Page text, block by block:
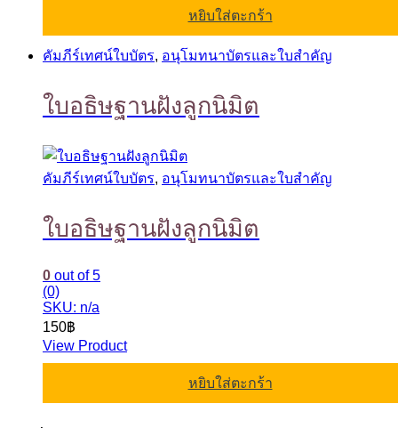
หยิบใส่ตะกร้า
คัมภีร์เทศน์ใบบัตร, อนุโมทนาบัตรและใบสำคัญ
ใบอธิษฐานฝังลูกนิมิต
คัมภีร์เทศน์ใบบัตร, อนุโมทนาบัตรและใบสำคัญ
ใบอธิษฐานฝังลูกนิมิต
0 out of 5
(0)
SKU: n/a
150฿
View Product
หยิบใส่ตะกร้า